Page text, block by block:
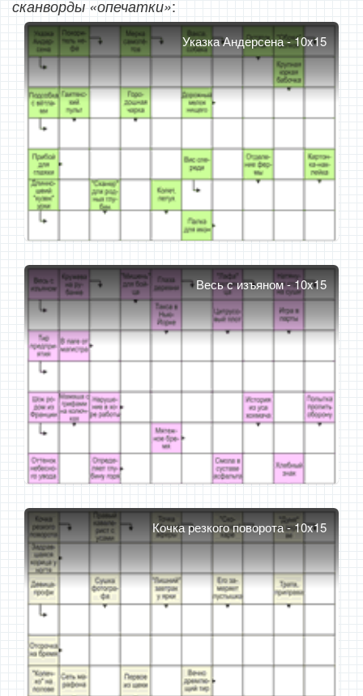
сканворды «опечатки»:
Указка Андерсена - 10x15
Весь с изъяном - 10x15
Кочка резкого поворота - 10x15